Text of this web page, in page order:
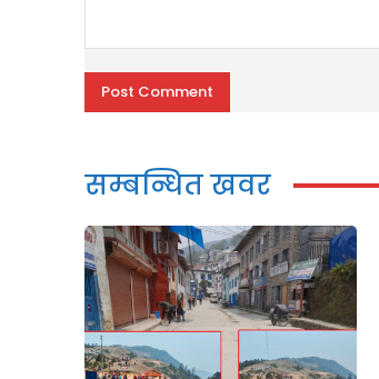
सम्बन्धित खवर